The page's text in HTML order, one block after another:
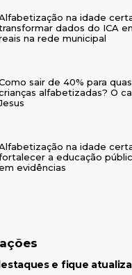
na idade
dados do ICA
na rede municipal
sair de 40% para
alfabetizadas? O
na idade
a educação
evidências
e fique